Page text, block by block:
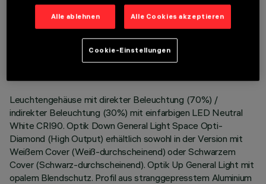
TECHNISCHE DATEN
LETZTES UPDATE: 06.08.2026
Leuchtengehäuse mit direkter Beleuchtung (70%) /
indirekter Beleuchtung (30%) mit einfarbigen LED Neutral
White CRI90. Optik Down General Light Space Opti-
Diamond (High Output) erhältlich sowohl in der Version mit
Weißem Cover (Weiß-durchscheinend) oder Schwarzem
Cover (Schwarz-durchscheinend). Optik Up General Light mit
opalem Blendschutz. Profil aus stranggepresstem Aluminium
Alle ablehnen Alle Cookies akzeptieren
Cookie-Einstellungen